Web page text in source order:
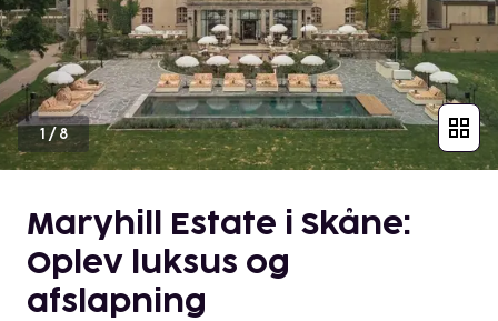
1 /8
Maryhill Estate i Skåne:
Oplev luksus og
afslapning